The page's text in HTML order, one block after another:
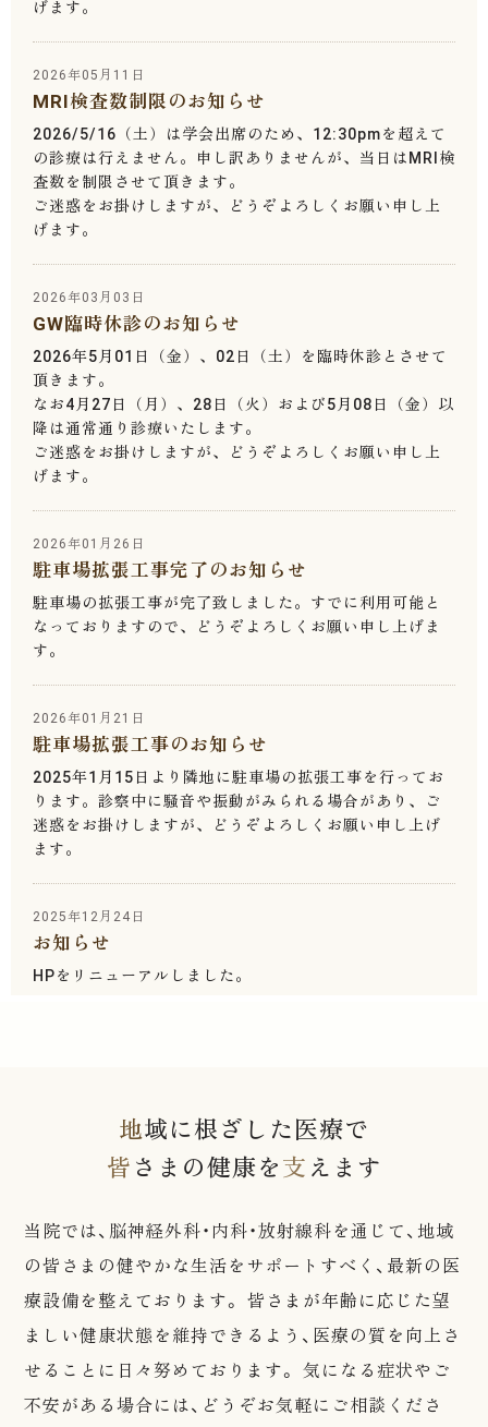
地域に根ざした医療で
皆 さまの健康を 支 えます
当院では、脳神経外科・内科・放射線科を通じて、地域
の皆さまの健やかな生活をサポートすべく、最新の医
療設備を整えております。 皆さまが年齢に応じた望
ましい健康状態を維持できるよう、医療の質を向上さ
せることに日々努めております。 気になる症状やご
不安がある場合には、どうぞお気軽にご相談くださ